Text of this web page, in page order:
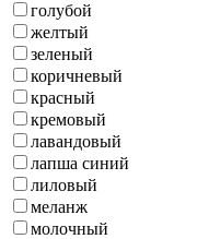
голубой
желтый
зеленый
коричневый
красный
кремовый
лавандовый
лапша синий
лиловый
меланж
молочный